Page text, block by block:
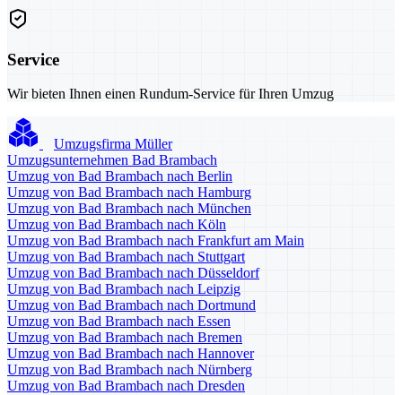
Service
Wir bieten Ihnen einen Rundum-Service für Ihren Umzug
Umzugsfirma Müller
Umzugsunternehmen Bad Brambach
Umzug von Bad Brambach nach Berlin
Umzug von Bad Brambach nach Hamburg
Umzug von Bad Brambach nach München
Umzug von Bad Brambach nach Köln
Umzug von Bad Brambach nach Frankfurt am Main
Umzug von Bad Brambach nach Stuttgart
Umzug von Bad Brambach nach Düsseldorf
Umzug von Bad Brambach nach Leipzig
Umzug von Bad Brambach nach Dortmund
Umzug von Bad Brambach nach Essen
Umzug von Bad Brambach nach Bremen
Umzug von Bad Brambach nach Hannover
Umzug von Bad Brambach nach Nürnberg
Umzug von Bad Brambach nach Dresden